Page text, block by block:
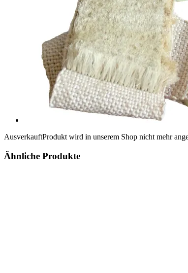
AusverkauftProdukt wird in unserem Shop nicht mehr
Ähnliche Produkte